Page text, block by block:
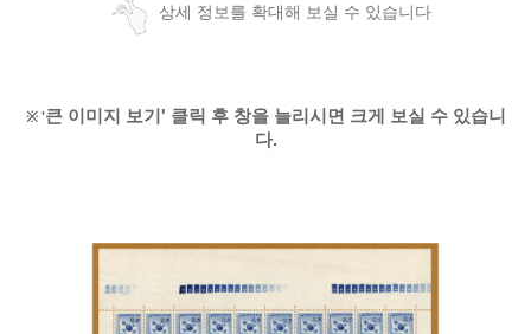
상세 정보를 확대해 보실 수 있습니다
※ '큰 이미지 보기' 클릭 후 창을 늘리시면 크게 보실 수 있습니
다.